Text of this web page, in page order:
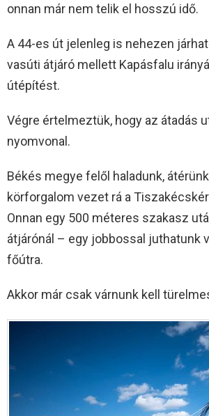
onnan már nem telik el hosszú idő.
A 44-es út jelenleg is nehezen
vasúti átjáró mellett Kapásfalu
útépítést.
Végre értelmeztük, hogy az átadás
nyomvonal.
Békés megye felől haladunk,
körforgalom vezet rá a
Onnan egy 500 méteres szakasz
átjárónál – egy jobbossal juthatunk
főútra.
Akkor már csak várnunk kell